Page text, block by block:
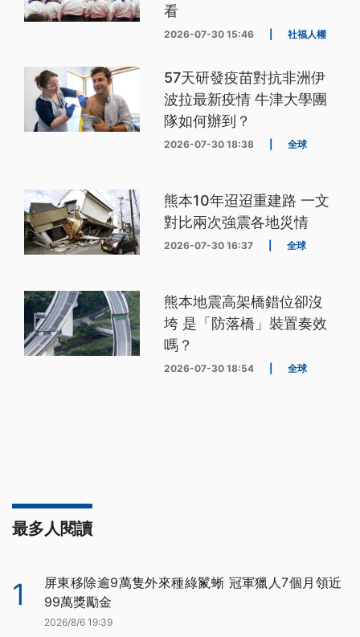
看
2026-07-30 15:46 社福人權
57天研發疫苗對抗非洲伊
波拉最新疫情 牛津大學團
隊如何辦到？
2026-07-30 18:38 全球
熊本10年迢迢重建路 一文
對比兩次強震各地災情
2026-07-30 16:37 全球
熊本地震高架橋錯位卻沒
垮 是「防落橋」裝置奏效
嗎？
2026-07-30 18:54 全球
最多人閱讀
1
屏東移除逾9萬隻外來種綠鬣蜥 冠軍獵人7個月領近
99萬獎勵金
2026/8/6 19:39